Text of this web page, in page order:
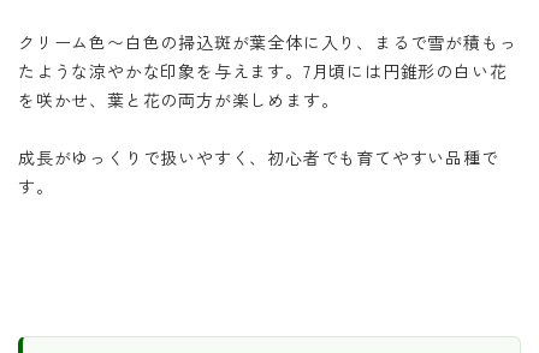
クリーム色〜白色の掃込斑が葉全体に入り、まるで雪が積もっ
たような涼やかな印象を与えます。7月頃には円錐形の白い花
を咲かせ、葉と花の両方が楽しめます。
成長がゆっくりで扱いやすく、初心者でも育てやすい品種で
す。